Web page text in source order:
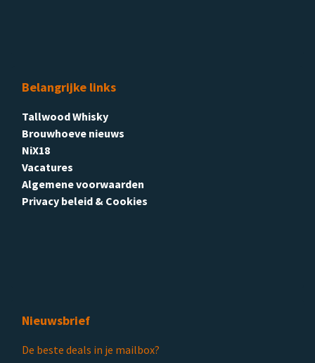
Belangrijke links
Tallwood Whisky
Brouwhoeve nieuws
NiX18
Vacatures
Algemene voorwaarden
Privacy beleid & Cookies
Nieuwsbrief
De beste deals in je mailbox?